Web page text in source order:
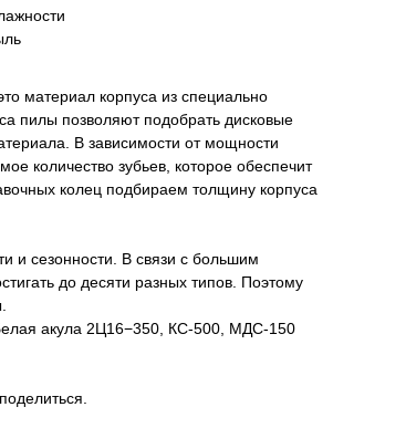
материал корпуса из специально
пилы позволяют подобрать дисковые
В зависимости от мощности
количество зубьев, которое обеспечит
колец подбираем толщину корпуса
и сезонности. В связи с большим
до десяти разных типов. Поэтому
акула 2Ц16−350, КС-500, МДС-150